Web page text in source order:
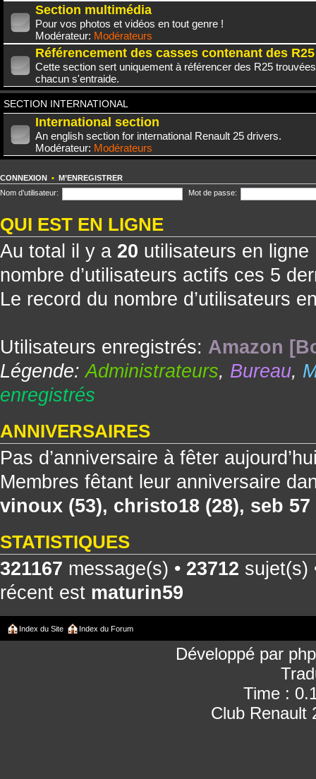
Section multimédia
Pour vos photos et vidéos en tout genre !
Modérateur: Modérateurs
Référencement des casses contenant des R25
Cette section sert uniquement à référencer des R25
chacun s'entraide.
SECTION INTERNATIONAL
International section
An english section for international Renault 25 drivers.
Modérateur: Modérateurs
CONNEXION • M’ENREGISTRER
Nom d’utilisateur:
Mot de passe:
QUI EST EN LIGNE
Au total il y a 20 utilisateurs en
nombre d’utilisateurs actifs ces 5
Le record du nombre d’utilisateurs
Utilisateurs enregistrés: Amazon
Légende:Administrateurs, Bureau,
enregistrés
ANNIVERSAIRES
Pas d’anniversaire à fêter
Membres fêtant leur anniversaire
vinoux (53), christo18 (28), seb 57
STATISTIQUES
321167 message(s) • 23712 sujet(s)
récent est maturin59
Index du Site Index du Forum
Développé par
Time :
Club Renault